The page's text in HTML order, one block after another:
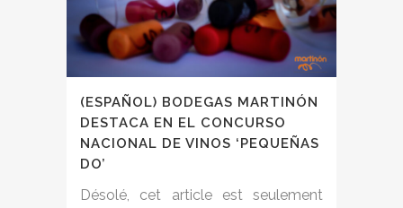
(ESPAÑOL) BODEGAS MARTINÓN
DESTACA EN EL CONCURSO
NACIONAL DE VINOS ‘PEQUEÑAS
DO’
Désolé, cet article est seulement